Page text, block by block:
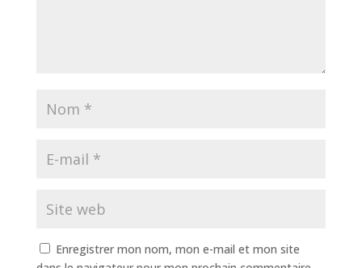
Enregistrer mon nom, mon e-mail et mon site